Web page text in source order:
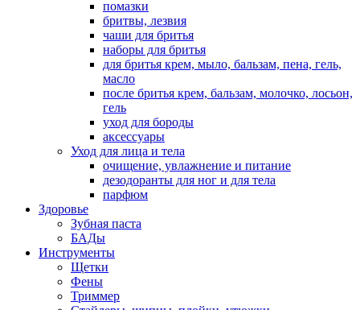
помазки
бритвы, лезвия
чаши для бритья
наборы для бритья
для бритья крем, мыло, бальзам, пена, гель,
масло
после бритья крем, бальзам, молочко, лосьон,
гель
уход для бороды
аксессуары
Уход для лица и тела
очищение, увлажнение и питание
дезодоранты для ног и для тела
парфюм
Здоровье
Зубная паста
БАДы
Инструменты
Щетки
Фены
Триммер